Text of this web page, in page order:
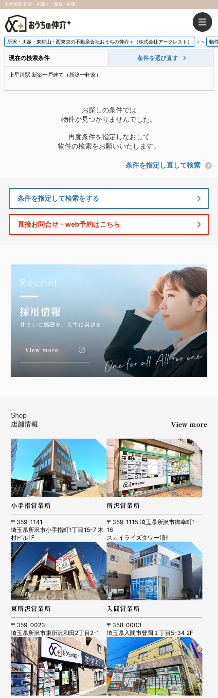
上星川駅 新築一戸建て（新築一軒家）
所沢・川越・東村山・西東京の不動産会社おうちの仲介＋（株式会社アークレスト） > 物
現在の検索条件 条件を選び直す
上星川駅 新築一戸建て（新築一軒家）
お探しの条件では
物件が見つかりませんでした。
再度条件を指定しなおして
物件の検索をお願いいたします。
条件を指定し直して検索
条件を指定して検索をする
直接お問合せ・web予約はこちら
Shop
店舗情報 View more
小手指営業所
〒359-1141
埼玉県所沢市小手指町1丁目15-7 木
村ビル1F
所沢営業所
〒359-1115 埼玉県所沢市御幸町1-
16
スカイライズタワー1階
東所沢営業所
〒359-0023
埼玉県所沢市東所沢和田2丁目2-1
入間営業所
〒358-0003
埼玉県入間市豊岡１丁目5-34 2F